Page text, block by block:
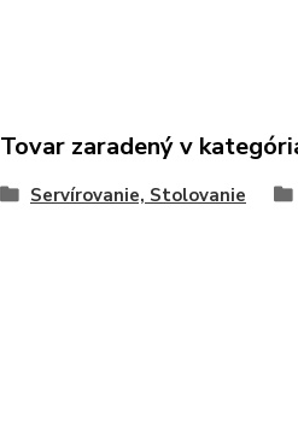
Tovar zaradený v
Servírovanie, Stolovanie